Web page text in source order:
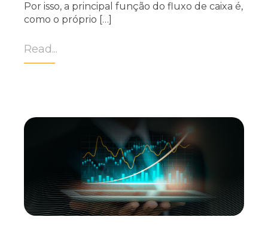
Por isso, a principal função do fluxo de caixa é,
como o próprio […]
Read...